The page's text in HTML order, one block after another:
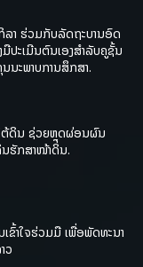
ລາ ຮ່ວມກັບລັດຖະບານອົດ
ປະເມີນຕົນເອງສຳລັບຄູຊັ້ນ
ນະພາບການສຶກສາ.
ຕ້ດິນ ຊ່ວຍຫຼຸດຜ່ອນຜົນ
ຮັກສາໜ້າດິນ.
ຂົ້າໃຈຮ່ວມມື ເພື່ອພັດທະນາ
ວ